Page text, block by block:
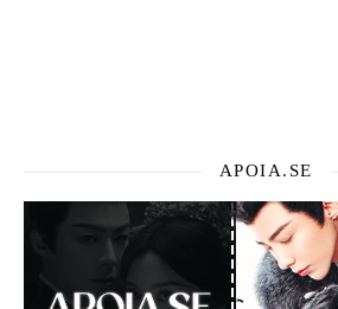
APOIA.SE